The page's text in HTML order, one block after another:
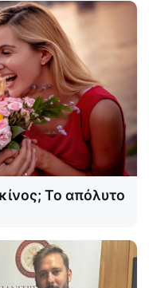
Το απόλυτο